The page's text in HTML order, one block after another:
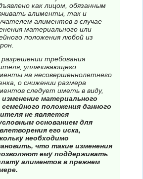
как лицом, обязанным
алименты, так и
алиментов в случае
материального или
положения любой из
требования
уплачивающего
на несовершеннолетнего
о снижении размера
следует иметь в виду,
изменение материального
положения данного
не является
основанием для
его иска,
необходимо
что такие изменения
ему поддерживать
алиментов в прежнем